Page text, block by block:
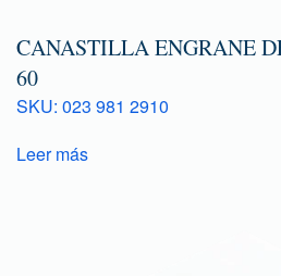
CANASTILLA ENGRANE
60
SKU: 023 981 2910
Leer más